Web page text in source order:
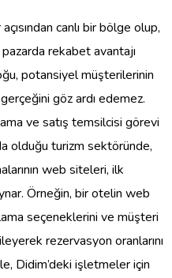
canlı bir bölge olup,
rekabet avantajı
potansiyel müşterilerinin
göz ardı edemez.
ve satış temsilcisi görevi
olduğu turizm sektöründe,
web siteleri, ilk
Örneğin, bir otelin web
seçeneklerini ve müşteri
rezervasyon oranlarını
Didim’deki işletmeler için